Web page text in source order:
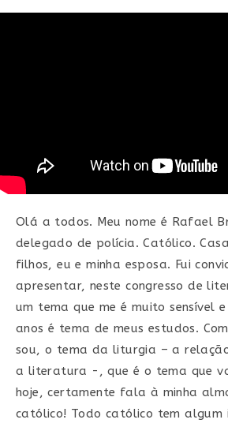
Olá a todos. Meu nome é Rafael
delegado de polícia. Católico.
filhos, eu e minha esposa. Fui
apresentar, neste congresso de
um tema que me é muito sensível
anos é tema de meus estudos.
sou, o tema da liturgia – a
a literatura -, que é o tema que
hoje, certamente fala à minha
católico! Todo católico tem algum